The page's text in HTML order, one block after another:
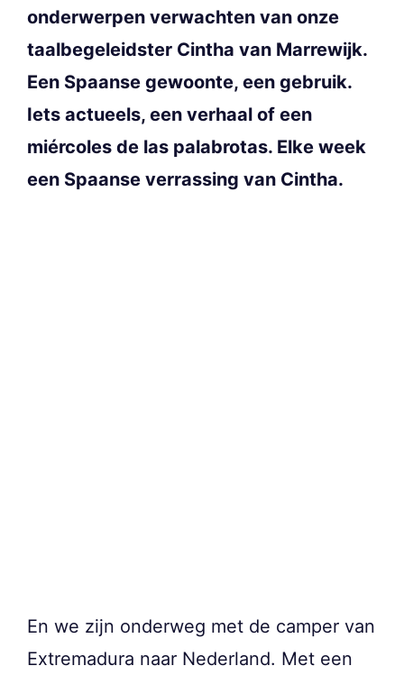
onderwerpen verwachten van onze
taalbegeleidster Cintha van Marrewijk.
Een Spaanse gewoonte, een gebruik.
Iets actueels, een verhaal of een
miércoles de las palabrotas. Elke week
een Spaanse verrassing van Cintha.
En we zijn onderweg met de camper van
Extremadura naar Nederland. Met een